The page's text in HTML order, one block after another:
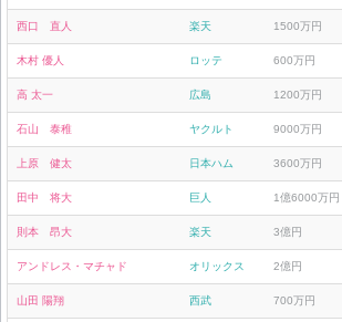
西口 直人 楽天 1500万円
木村 優人 ロッテ 600万円
高 太一 広島 1200万円
石山 泰稚 ヤクルト 9000万円
上原 健太 日本ハム 3600万円
田中 将大 巨人 1億6000万円
則本 昂大 楽天 3億円
アンドレス・マチャド オリックス 2億円
山田 陽翔 西武 700万円